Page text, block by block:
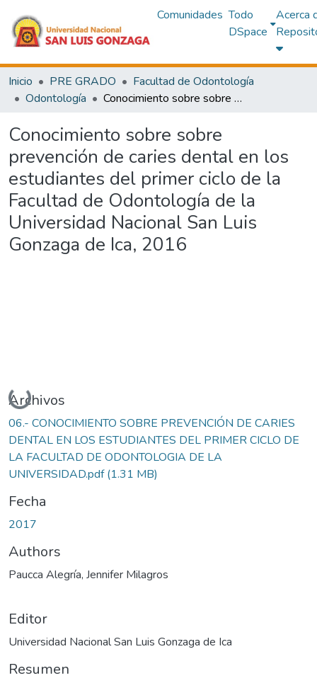
Comunidades Todo
DSpace
Acerca
Inicio PRE GRADO
Facultad de Odontología
Odontología
Conocimiento sobre sobre prevención de caries dental en los estudiantes del primer ciclo de la Facultad de Odontología de la Universidad Nacional San Luis Gonzaga de Ica, 2016
Conocimiento sobre sobre
prevención de caries dental en los
estudiantes del primer ciclo de la
Facultad de Odontología de la
Universidad Nacional San Luis
Gonzaga de Ica, 2016
Cargando...
Archivos
06.- CONOCIMIENTO SOBRE PREVENCIÓN DE CARIES
DENTAL EN LOS ESTUDIANTES DEL PRIMER CICLO DE
LA FACULTAD DE ODONTOLOGIA DE LA
UNIVERSIDAD.pdf(1.31 MB)
Fecha
2017
Authors
Paucca Alegría, Jennifer Milagros
Editor
Universidad Nacional San Luis Gonzaga de Ica
Resumen